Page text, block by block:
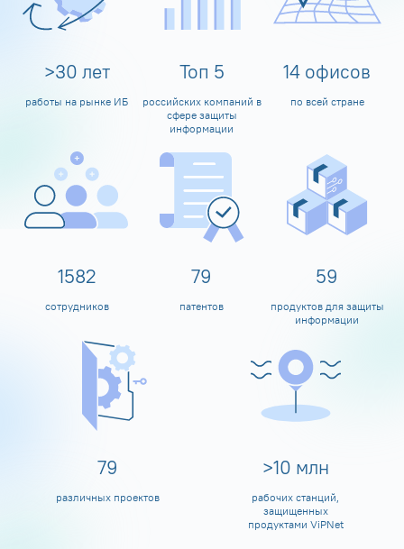
>30 лет
работы на рынке ИБ
Топ 5
российских компаний в
сфере защиты
информации
14 офисов
по всей стране
1600
сотрудников
80
патентов
60
продуктов для защиты
информации
80
различных проектов
>10 млн
рабочих станций,
защищенных
продуктами ViPNet